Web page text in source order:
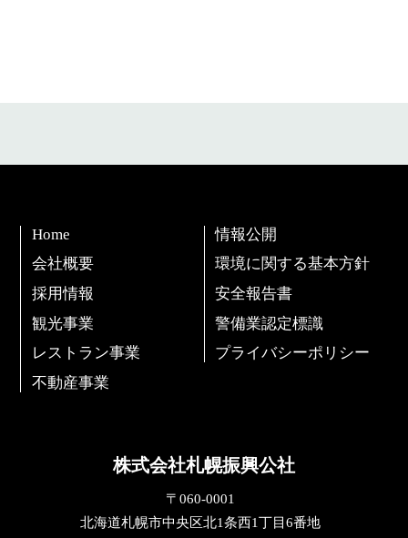
Home
会社概要
採用情報
観光事業
レストラン事業
不動産事業
情報公開
環境に関する基本方針
安全報告書
警備業認定標識
プライバシーポリシー
株式会社札幌振興公社
060-0001
北海道札幌市中央区北1条西1丁目6番地